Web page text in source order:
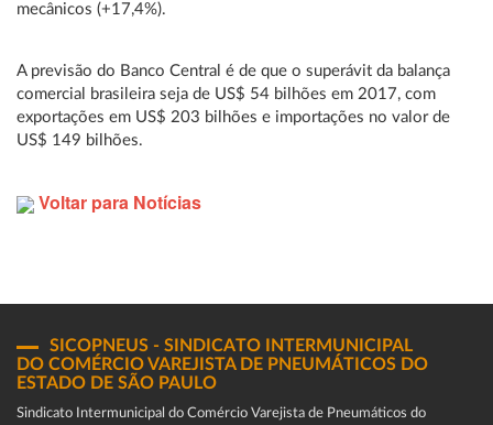
mecânicos (+17,4%).
A previsão do Banco Central é de que o superávit da balança
comercial brasileira seja de US$ 54 bilhões em 2017, com
exportações em US$ 203 bilhões e importações no valor de
US$ 149 bilhões.
Voltar para Notícias
SICOPNEUS - SINDICATO INTERMUNICIPAL
DO COMÉRCIO VAREJISTA DE PNEUMÁTICOS DO
ESTADO DE SÃO PAULO
Sindicato Intermunicipal do Comércio Varejista de Pneumáticos do